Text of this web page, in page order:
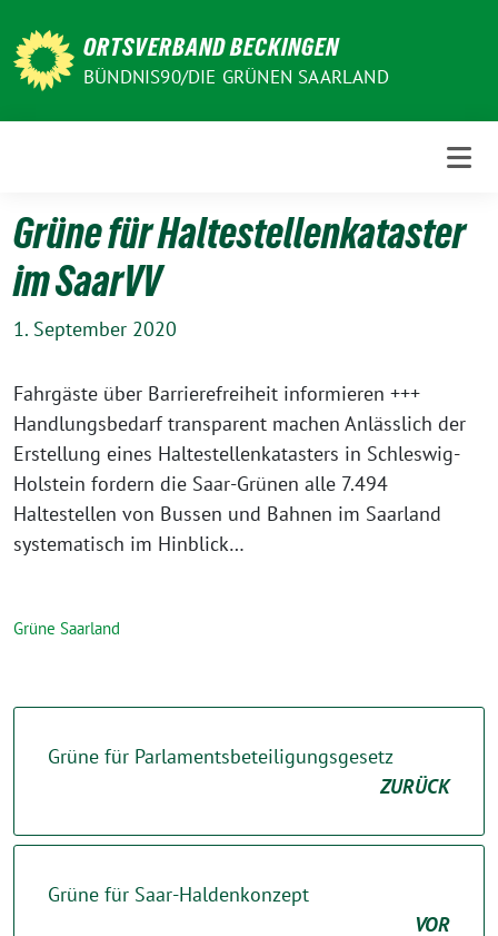
zum
Inhalt
ORTSVERBAND BECKINGEN
BÜNDNIS90/DIE GRÜNEN SAARLAND
Grüne für Haltestellenkataster
im SaarVV
1. September 2020
Fahrgäste über Barrierefreiheit informieren +++
Handlungsbedarf transparent machen Anlässlich der
Erstellung eines Haltestellenkatasters in Schleswig-
Holstein fordern die Saar-Grünen alle 7.494
Haltestellen von Bussen und Bahnen im Saarland
systematisch im Hinblick…
Grüne Saarland
Grüne für Parlamentsbeteiligungsgesetz
ZURÜCK
Grüne für Saar-Haldenkonzept
VOR